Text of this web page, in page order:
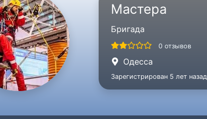
Мастера
Бригада
0 отзывов
Одесса
Зарегистрирован 5 лет назад